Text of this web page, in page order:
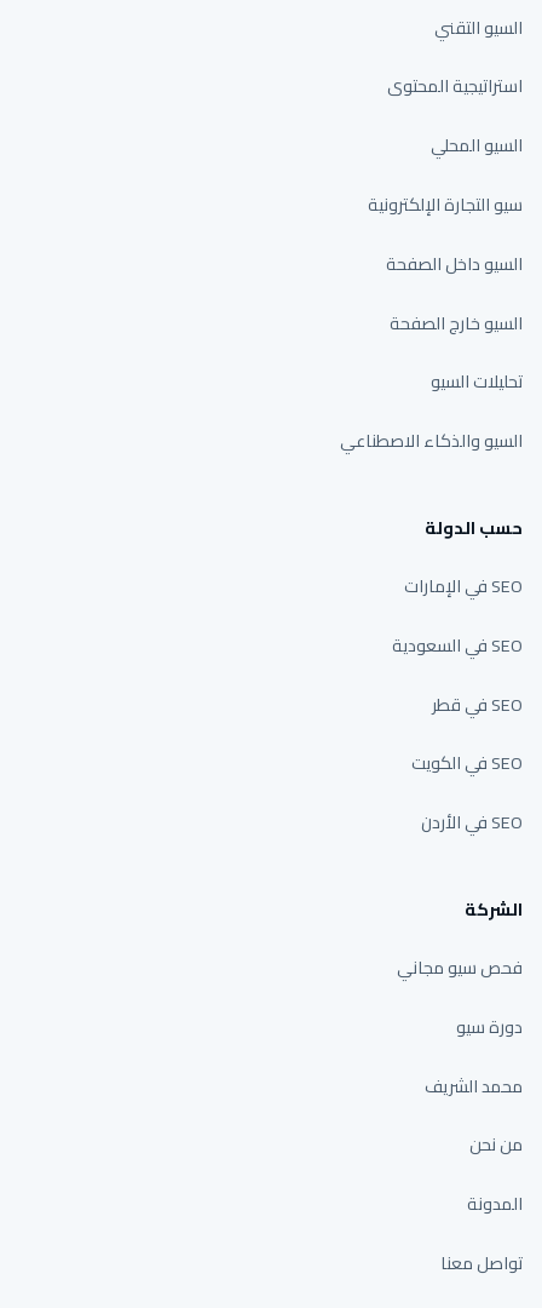
السيو التقني
استراتيجية المحتوى
السيو المحلي
سيو التجارة الإلكترونية
السيو داخل الصفحة
السيو خارج الصفحة
تحليلات السيو
السيو والذكاء الاصطناعي
حسب الدولة
SEO في الإمارات
SEO في السعودية
SEO في قطر
SEO في الكويت
SEO في الأردن
الشركة
فحص سيو مجاني
دورة سيو
محمد الشريف
من نحن
المدونة
تواصل معنا